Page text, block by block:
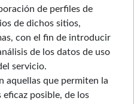
de perfiles de
de dichos sitios,
con el fin de introducir
de los datos de uso
servicio.
aquellas que permiten la
eficaz posible, de los